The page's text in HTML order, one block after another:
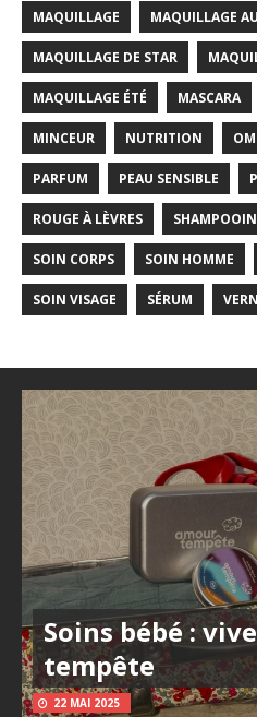
MAQUILLAGE MAQUILLAGE
MAQUILLAGE DE STAR
MAQUILLAGE ÉTÉ MASCARA
MINCEUR NUTRITION
PARFUM PEAU SENSIBLE
ROUGE À LÈVRES
SOIN CORPS SOIN HOMME
SOIN VISAGE SÉRUM
Soins bébé :
tempête
22 MAI 2025